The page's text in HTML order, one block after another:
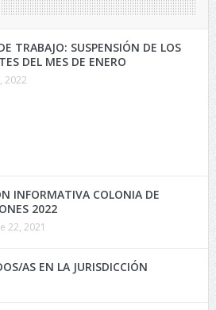
TRABAJO: SUSPENSIÓN DE LOS
DEL MES DE ENERO
2022
INFORMATIVA COLONIA DE
2022
22, 2021
AS EN LA JURISDICCIÓN